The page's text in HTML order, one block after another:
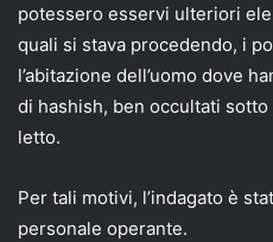
potessero esservi ulteriori
quali si stava procedendo, i
l’abitazione dell’uomo dove
di hashish, ben occultati
letto.
Per tali motivi, l’indagato è
personale operante.